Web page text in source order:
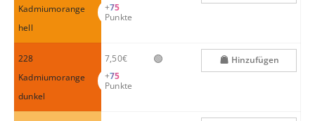
Kadmiumorange
hell
+75
Punkte
228
Kadmiumorange
dunkel
7,50€
+75
Punkte
🟢 Hinzufügen